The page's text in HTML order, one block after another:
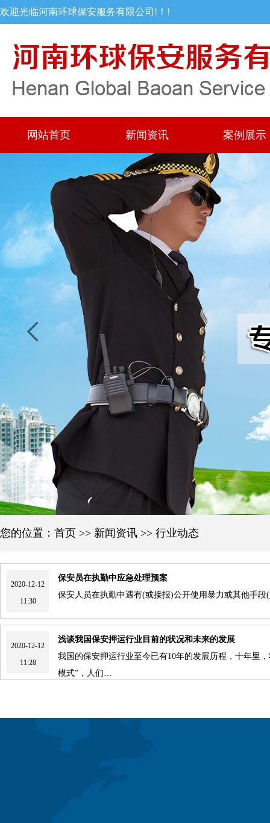
欢迎光临河南环球保安服务有限公司!！!
网站首页 新闻资讯 案例展示
您的位置： 首页 >> 新闻资讯 >> 行业动态
保安员在执勤中应急处理预案
保安人员在执勤中遇有(或接报)公开使用暴力或其他手
2020-12-12
11:30
浅谈我国保安押运行业目前的状况和未来的发展
我国的保安押运行业至今已有10年的发展历程，十年里
模式”，人们…
2020-12-12
11:28